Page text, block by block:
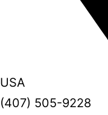
USA
(407) 505-9228